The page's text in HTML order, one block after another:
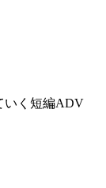
いく短編ADV